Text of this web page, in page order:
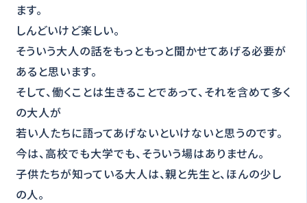
ます。
しんどいけど楽しい。
そういう大人の話をもっともっと聞かせてあげる必要が
あると思います。
そして、働くことは生きることであって、それを含めて多く
の大人が
若い人たちに語ってあげないといけないと思うのです。
今は、高校でも大学でも、そういう場はありません。
子供たちが知っている大人は、親と先生と、ほんの少し
の人。